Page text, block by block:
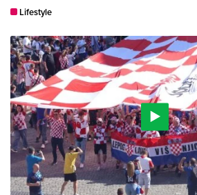
Lifestyle